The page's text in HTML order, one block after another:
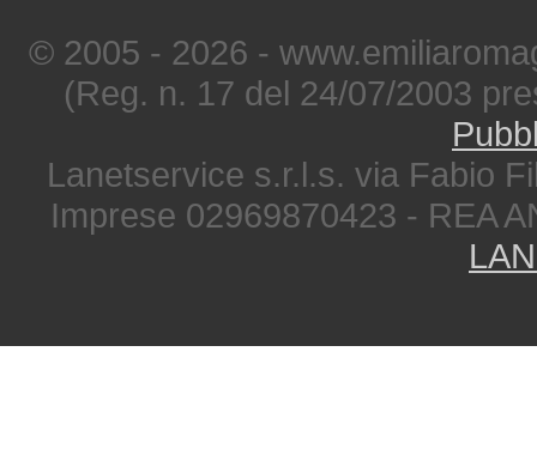
© 2005 - 2026 -
(Reg. n. 17 del 24/07/2003
Lanetservice s.r.l.s. via Fabio
Imprese 02969870423 - REA